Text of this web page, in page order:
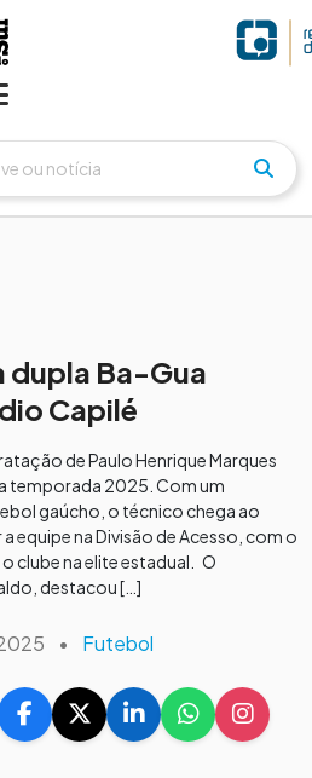
dupla Ba-Gua
Capilé
de Paulo Henrique Marques
temporada 2025. Com um
gaúcho, o técnico chega ao
equipe na Divisão de Acesso, com o
clube na elite estadual. O
destacou […]
• Futebol